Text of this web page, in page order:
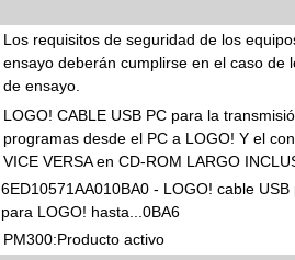
Los requisitos de seguridad de los
ensayo deberán cumplirse en el caso de
de ensayo.
LOGO! CABLE USB PC para la
programas desde el PC a LOGO! Y el
VICE VERSA en CD-ROM LARGO
6ED10571AA010BA0 - LOGO! cable USB
para LOGO! hasta...0BA6
PM300:Producto activo